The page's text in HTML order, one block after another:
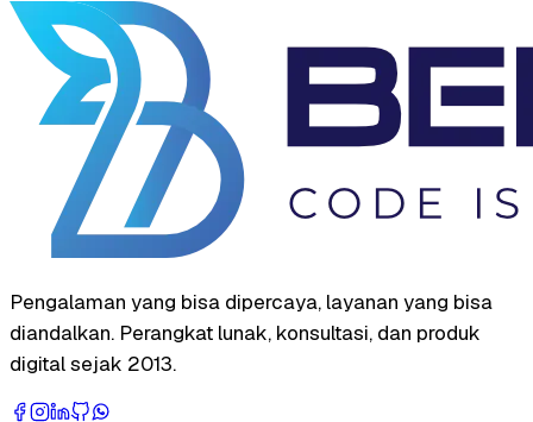
Pengalaman yang bisa dipercaya, layanan yang bisa
diandalkan. Perangkat lunak, konsultasi, dan produk
digital sejak 2013.